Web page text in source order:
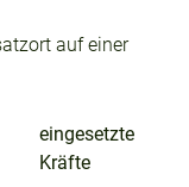
auf einer
eingesetzte
Kräfte